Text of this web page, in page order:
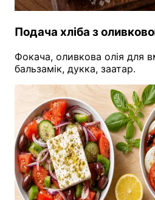
Подача хліба з
Фокача, оливкова олія для
бальзамік, дукка, заатар.